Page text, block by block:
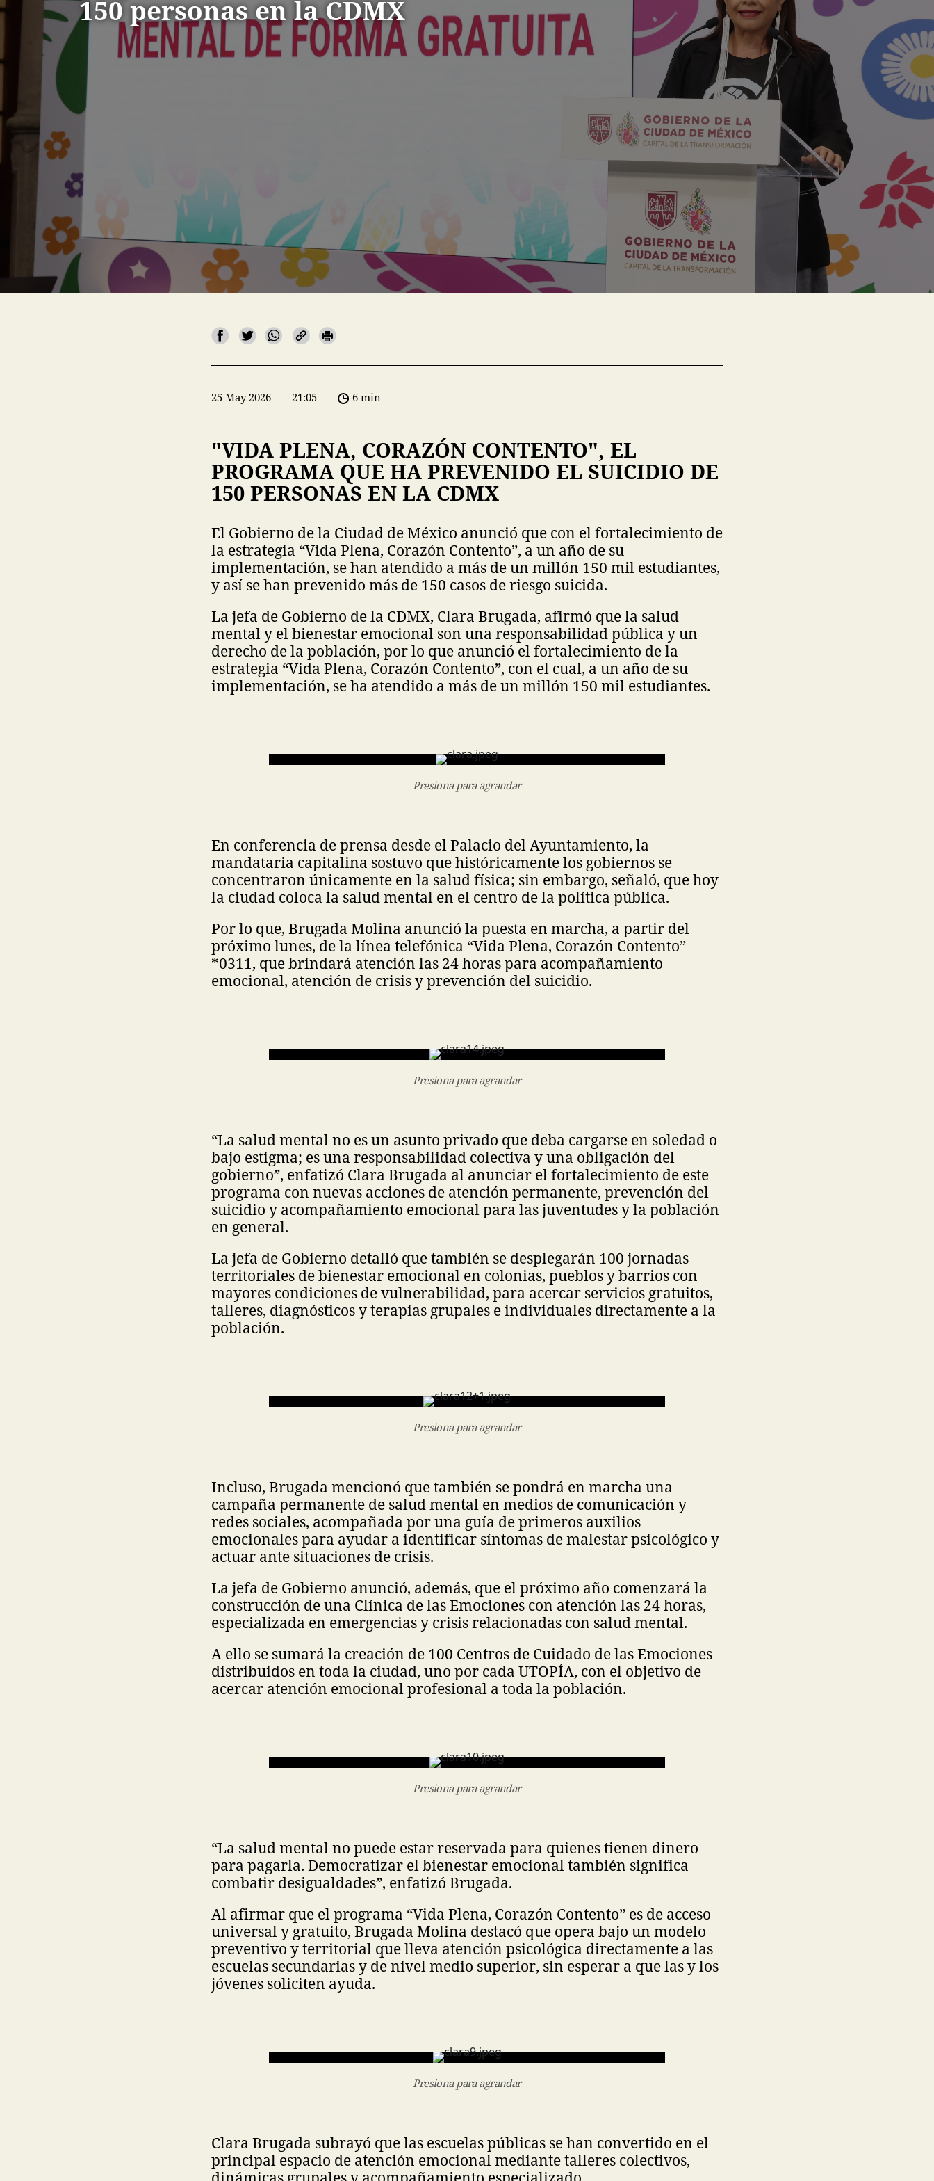
150 personas en la CDMX
25 May 2026 21:05 6 min
"VIDA PLENA, CORAZÓN CONTENTO", EL
PROGRAMA QUE HA PREVENIDO EL SUICIDIO DE
150 PERSONAS EN LA CDMX
El Gobierno de la Ciudad de México anunció que con el fortalecimiento de
la estrategia “Vida Plena, Corazón Contento”, a un año de su
implementación, se han atendido a más de un millón 150 mil estudiantes,
y así se han prevenido más de 150 casos de riesgo suicida.
La jefa de Gobierno de la CDMX, Clara Brugada, afirmó que la salud
mental y el bienestar emocional son una responsabilidad pública y un
derecho de la población, por lo que anunció el fortalecimiento de la
estrategia “Vida Plena, Corazón Contento”, con el cual, a un año de su
implementación, se ha atendido a más de un millón 150 mil estudiantes.
Presiona para agrandar
En conferencia de prensa desde el Palacio del Ayuntamiento, la
mandataria capitalina sostuvo que históricamente los gobiernos se
concentraron únicamente en la salud física; sin embargo, señaló, que hoy
la ciudad coloca la salud mental en el centro de la política pública.
Por lo que, Brugada Molina anunció la puesta en marcha, a partir del
próximo lunes, de la línea telefónica “Vida Plena, Corazón Contento”
*0311, que brindará atención las 24 horas para acompañamiento
emocional, atención de crisis y prevención del suicidio.
Presiona para agrandar
“La salud mental no es un asunto privado que deba cargarse en soledad o
bajo estigma; es una responsabilidad colectiva y una obligación del
gobierno”, enfatizó Clara Brugada al anunciar el fortalecimiento de este
programa con nuevas acciones de atención permanente, prevención del
suicidio y acompañamiento emocional para las juventudes y la población
en general.
La jefa de Gobierno detalló que también se desplegarán 100 jornadas
territoriales de bienestar emocional en colonias, pueblos y barrios con
mayores condiciones de vulnerabilidad, para acercar servicios gratuitos,
talleres, diagnósticos y terapias grupales e individuales directamente a la
población.
Presiona para agrandar
Incluso, Brugada mencionó que también se pondrá en marcha una
campaña permanente de salud mental en medios de comunicación y
redes sociales, acompañada por una guía de primeros auxilios
emocionales para ayudar a identificar síntomas de malestar psicológico y
actuar ante situaciones de crisis.
La jefa de Gobierno anunció, además, que el próximo año comenzará la
construcción de una Clínica de las Emociones con atención las 24 horas,
especializada en emergencias y crisis relacionadas con salud mental.
A ello se sumará la creación de 100 Centros de Cuidado de las Emociones
distribuidos en toda la ciudad, uno por cada UTOPÍA, con el objetivo de
acercar atención emocional profesional a toda la población.
Presiona para agrandar
“La salud mental no puede estar reservada para quienes tienen dinero
para pagarla. Democratizar el bienestar emocional también significa
combatir desigualdades”, enfatizó Brugada.
Al afirmar que el programa “Vida Plena, Corazón Contento” es de acceso
universal y gratuito, Brugada Molina destacó que opera bajo un modelo
preventivo y territorial que lleva atención psicológica directamente a las
escuelas secundarias y de nivel medio superior, sin esperar a que las y los
jóvenes soliciten ayuda.
Presiona para agrandar
Clara Brugada subrayó que las escuelas públicas se han convertido en el
principal espacio de atención emocional mediante talleres colectivos,